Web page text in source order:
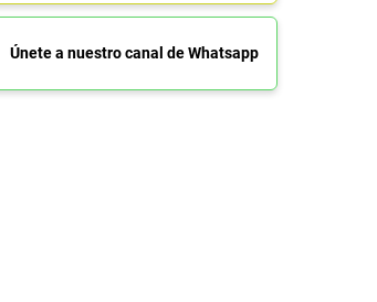
Únete a nuestro canal de Whatsapp